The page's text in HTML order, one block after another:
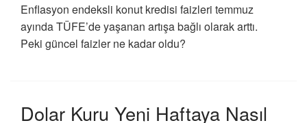
Enflasyon endeksli konut kredisi faizleri temmuz
ayında TÜFE’de yaşanan artışa bağlı olarak arttı.
Peki güncel faizler ne kadar oldu?
Dolar Kuru Yeni Haftaya Nasıl